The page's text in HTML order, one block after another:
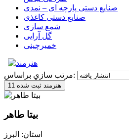
صنایع دستی پارچه ای – نمدی
صنایع دستی کاغذی
شمع سازی
گل آرایی
خمیرچینی
مرتب سازي براساس:
11 هنرمند ثبت شده
بیتا طاهر
استان: البرز